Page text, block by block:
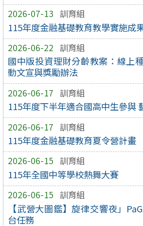
2026-07-13 訓育組
115年度金融基礎教育教學實施成
2026-06-22 訓育組
國中版投資理財分齡教案：線上
動文宣與獎勵辦法
2026-06-17 訓育組
115年度下半年適合國高中生參與
2026-06-17 訓育組
115年度金融基礎教育夏令營計畫
2026-06-15 訓育組
115年全國中等學校熱舞大賽
2026-06-15 訓育組
【武營大圖鑑】旋律交響夜」
台任務